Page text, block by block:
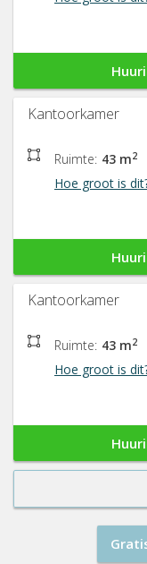
Kantoorkamer
Ruimte: 43 m2
Hoe groot is
Kantoorkamer
Ruimte: 43 m2
Hoe groot is